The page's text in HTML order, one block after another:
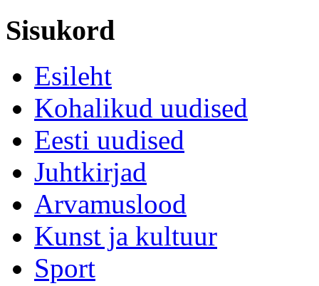
Sisukord
Esileht
Kohalikud uudised
Eesti uudised
Juhtkirjad
Arvamuslood
Kunst ja kultuur
Sport